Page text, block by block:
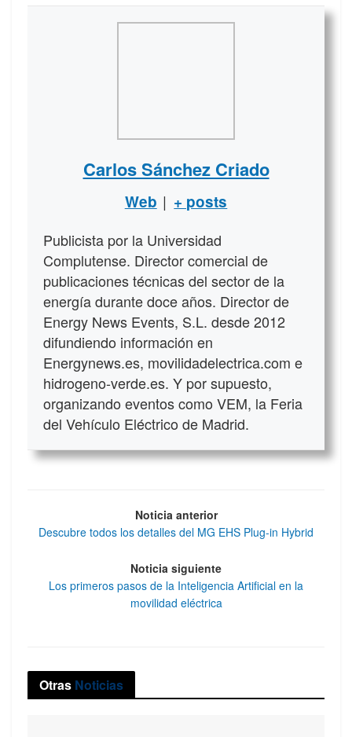
Carlos Sánchez Criado
Web | + posts
Publicista por la Universidad
Complutense. Director comercial de
publicaciones técnicas del sector de la
energía durante doce años. Director de
Energy News Events, S.L. desde 2012
difundiendo información en
Energynews.es, movilidadelectrica.com e
hidrogeno-verde.es. Y por supuesto,
organizando eventos como VEM, la Feria
del Vehículo Eléctrico de Madrid.
Noticia anterior
Descubre todos los detalles del MG EHS Plug-in Hybrid
Noticia siguiente
Los primeros pasos de la Inteligencia Artificial en la
movilidad eléctrica
Otras Noticias